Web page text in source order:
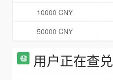
10000 CNY
50000 CNY
用户正在查兑